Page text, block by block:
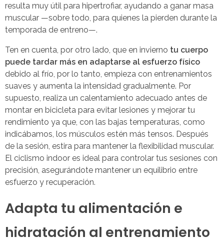
resulta muy útil para hipertrofiar, ayudando a ganar masa
muscular —sobre todo, para quienes la pierden durante la
temporada de entreno—.
Ten en cuenta, por otro lado, que en invierno tu cuerpo
puede tardar más en adaptarse al esfuerzo físico
debido al frío, por lo tanto, empieza con entrenamientos
suaves y aumenta la intensidad gradualmente. Por
supuesto, realiza un calentamiento adecuado antes de
montar en bicicleta para evitar lesiones y mejorar tu
rendimiento ya que, con las bajas temperaturas, como
indicábamos, los músculos estén más tensos. Después
de la sesión, estira para mantener la flexibilidad muscular.
El ciclismo indoor es ideal para controlar tus sesiones con
precisión, asegurándote mantener un equilibrio entre
esfuerzo y recuperación.
Adapta tu alimentación e
hidratación al entrenamiento